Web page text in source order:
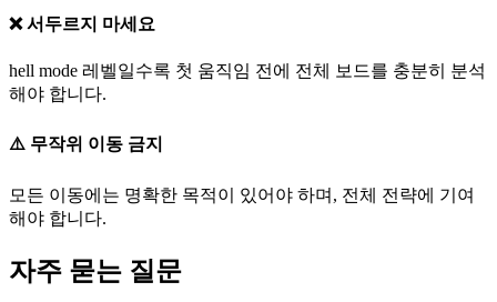
❌ 서두르지 마세요
hell mode 레벨일수록 첫 움직임 전에 전체 보드를 충분히 분석
해야 합니다.
⚠️ 무작위 이동 금지
모든 이동에는 명확한 목적이 있어야 하며, 전체 전략에 기여
해야 합니다.
자주 묻는 질문